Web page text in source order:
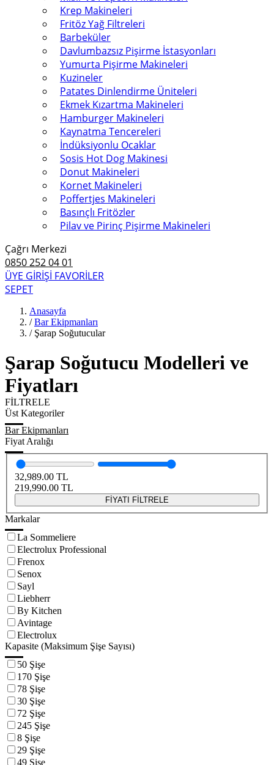
Krep Makineleri
Fritöz Yağ Filtreleri
Barbeküler
Davlumbazsız Pişirme İstasyonları
Yumurta Pişirme Makineleri
Kuzineler
Patates Dinlendirme Üniteleri
Ekmek Kızartma Makineleri
Hamburger Makineleri
Kaynatma Tencereleri
İndüksiyonlu Ocaklar
Sosis Hot Dog Makinesi
Donut Makineleri
Kornet Makineleri
Poffertjes Makineleri
Basınçlı Fritözler
Pilav ve Pirinç Pişirme Makineleri
Çağrı Merkezi
0850 252 04 01
ÜYE GİRİŞİ FAVORİLER
SEPET
Anasayfa
/ Bar Ekipmanları
/ Şarap Soğutucular
Şarap Soğutucu Modelleri ve
Fiyatları
FİLTRELE
Üst Kategoriler
Bar Ekipmanları
Fiyat Aralığı
32,989.00 TL
219,990.00 TL
FİYATI FİLTRELE
Markalar
La Sommeliere
Electrolux Professional
Frenox
Senox
Sayl
Liebherr
By Kitchen
Avintage
Electrolux
Kapasite (Maksimum Şişe Sayısı)
50 Şişe
170 Şişe
78 Şişe
30 Şişe
72 Şişe
245 Şişe
8 Şişe
29 Şişe
49 Şişe